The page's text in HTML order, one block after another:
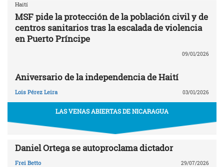
Haití
MSF pide la protección de la población civil y de
centros sanitarios tras la escalada de violencia
en Puerto Príncipe
09/01/2026
Aniversario de la independencia de Haití
Lois Pérez Leira 03/01/2026
LAS VENAS ABIERTAS DE NICARAGUA
Daniel Ortega se autoproclama dictador
Frei Betto 29/07/2026